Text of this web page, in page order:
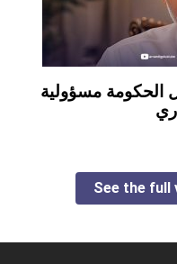
الحكومة مسؤولية
See the full